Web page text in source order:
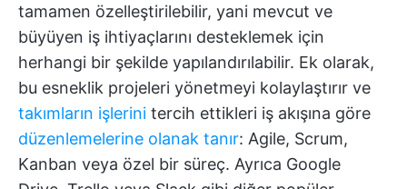
tamamen özelleştirilebilir, yani mevcut ve
büyüyen iş ihtiyaçlarını desteklemek için
herhangi bir şekilde yapılandırılabilir. Ek olarak,
bu esneklik projeleri yönetmeyi kolaylaştırır ve
takımların işlerini tercih ettikleri iş akışına göre
düzenlemelerine olanak tanır: Agile, Scrum,
Kanban veya özel bir süreç. Ayrıca Google